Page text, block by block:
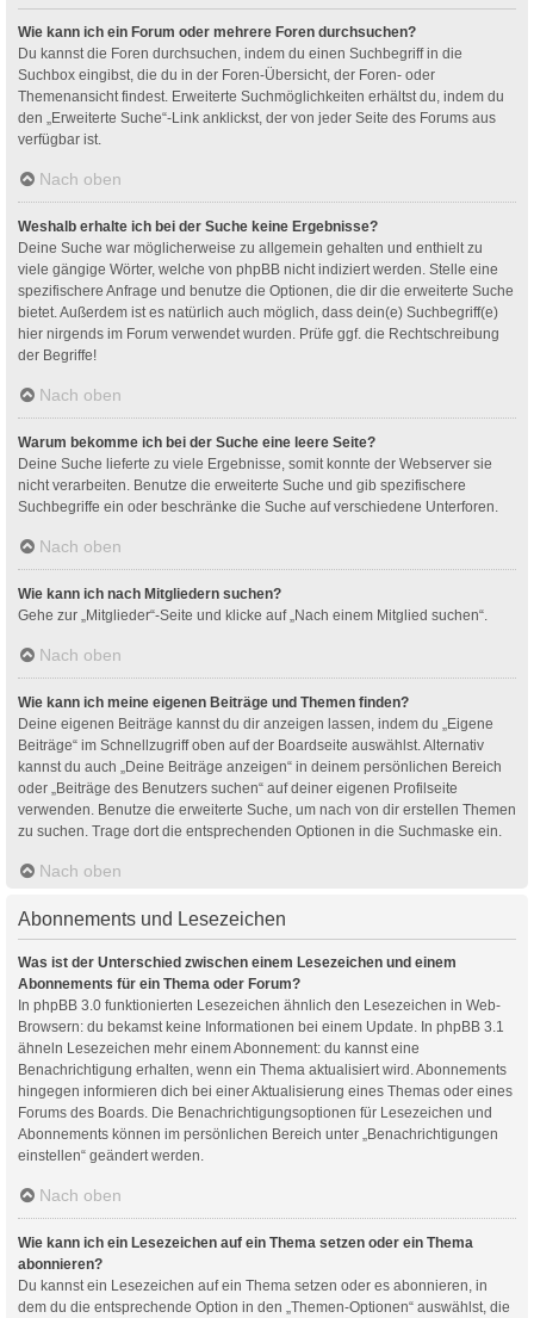
Wie kann ich ein Forum oder mehrere Foren durchsuchen?
Du kannst die Foren durchsuchen, indem du einen Suchbegriff in die
Suchbox eingibst, die du in der Foren-Übersicht, der Foren- oder
Themenansicht findest. Erweiterte Suchmöglichkeiten erhältst du, indem du
den „Erweiterte Suche“-Link anklickst, der von jeder Seite des Forums aus
verfügbar ist.
Nach oben
Weshalb erhalte ich bei der Suche keine Ergebnisse?
Deine Suche war möglicherweise zu allgemein gehalten und enthielt zu
viele gängige Wörter, welche von phpBB nicht indiziert werden. Stelle eine
spezifischere Anfrage und benutze die Optionen, die dir die erweiterte Suche
bietet. Außerdem ist es natürlich auch möglich, dass dein(e) Suchbegriff(e)
hier nirgends im Forum verwendet wurden. Prüfe ggf. die Rechtschreibung
der Begriffe!
Nach oben
Warum bekomme ich bei der Suche eine leere Seite?
Deine Suche lieferte zu viele Ergebnisse, somit konnte der Webserver sie
nicht verarbeiten. Benutze die erweiterte Suche und gib spezifischere
Suchbegriffe ein oder beschränke die Suche auf verschiedene Unterforen.
Nach oben
Wie kann ich nach Mitgliedern suchen?
Gehe zur „Mitglieder“-Seite und klicke auf „Nach einem Mitglied suchen“.
Nach oben
Wie kann ich meine eigenen Beiträge und Themen finden?
Deine eigenen Beiträge kannst du dir anzeigen lassen, indem du „Eigene
Beiträge“ im Schnellzugriff oben auf der Boardseite auswählst. Alternativ
kannst du auch „Deine Beiträge anzeigen“ in deinem persönlichen Bereich
oder „Beiträge des Benutzers suchen“ auf deiner eigenen Profilseite
verwenden. Benutze die erweiterte Suche, um nach von dir erstellen Themen
zu suchen. Trage dort die entsprechenden Optionen in die Suchmaske ein.
Nach oben
Abonnements und Lesezeichen
Was ist der Unterschied zwischen einem Lesezeichen und einem
Abonnements für ein Thema oder Forum?
In phpBB 3.0 funktionierten Lesezeichen ähnlich den Lesezeichen in Web-
Browsern: du bekamst keine Informationen bei einem Update. In phpBB 3.1
ähneln Lesezeichen mehr einem Abonnement: du kannst eine
Benachrichtigung erhalten, wenn ein Thema aktualisiert wird. Abonnements
hingegen informieren dich bei einer Aktualisierung eines Themas oder eines
Forums des Boards. Die Benachrichtigungsoptionen für Lesezeichen und
Abonnements können im persönlichen Bereich unter „Benachrichtigungen
einstellen“ geändert werden.
Nach oben
Wie kann ich ein Lesezeichen auf ein Thema setzen oder ein Thema
abonnieren?
Du kannst ein Lesezeichen auf ein Thema setzen oder es abonnieren, in
dem du die entsprechende Option in den „Themen-Optionen“ auswählst, die